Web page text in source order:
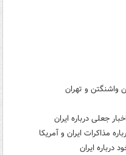
واشنگتن و تهران
جعلی درباره ایران
مذاکرات ایران و آمریکا
درباره ایران